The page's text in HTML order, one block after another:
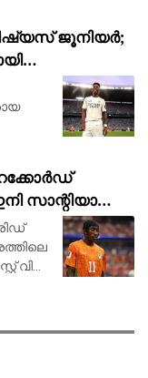
ജൂനിയർ;
സാന്റിയാഗോ
വിങ്